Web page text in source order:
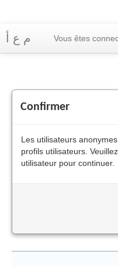
م ع أ Vous êtes
Messagerie
Confirmer
Les utilisateurs
profils utilisateurs.
utilisateur pour continuer.